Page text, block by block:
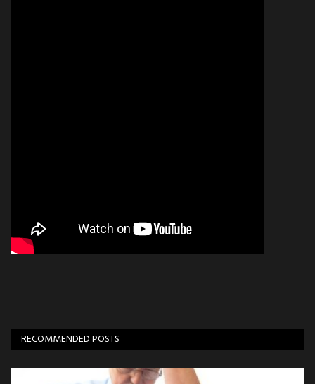
RECOMMENDED POSTS